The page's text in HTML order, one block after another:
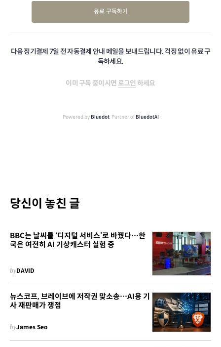
유료 구독하기
다음 정기결제 7일 전 자동결제 안내 메일을 보내드립니다. 걱정 없이 유료 구
독하세요.
이미 구독 중이시면 로그인 하세요
Powered by Bluedot, Partner of BluedotAI
당신이 놓친 글
BBC는 날씨를 ‘디지털 서비스’로 바꿨다…한
국은 여전히 AI 기상캐스터 실험 중
byDAVID
뉴스코프, 브레이브에 저작권 맞소송…AI용 기
사 재판매가 쟁점
byJames Seo